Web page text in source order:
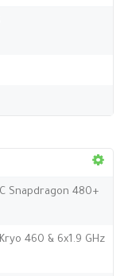
Snapdragon 480+
460 & 6x1.9 GHz